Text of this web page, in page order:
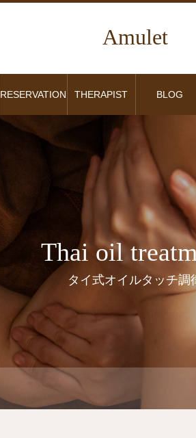
Amulet
RESERVATION THERAPIST BLOG
Thai oil
タイ式オイルタッチ調